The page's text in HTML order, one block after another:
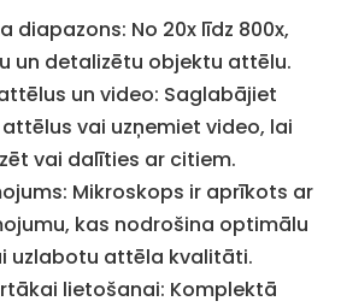
diapazons: No 20x līdz 800x,
un detalizētu objektu attēlu.
un video: Saglabājiet
vai uzņemiet video, lai
vai dalīties ar citiem.
Mikroskops ir aprīkots ar
kas nodrošina optimālu
uzlabotu attēla kvalitāti.
lietošanai: Komplektā